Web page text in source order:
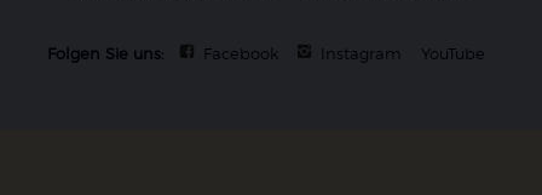
Folgen Sie uns: Facebook Instagram YouTube